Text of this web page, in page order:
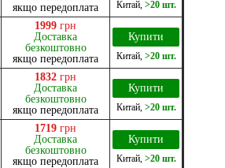
якщо передоплата
Китай, >20 шт.
1999 грн
Доставка
безкоштовно
якщо передоплата
Купити
Китай, >20 шт.
1832 грн
Доставка
безкоштовно
якщо передоплата
Купити
Китай, >20 шт.
1719 грн
Доставка
безкоштовно
якщо передоплата
Купити
Китай, >20 шт.